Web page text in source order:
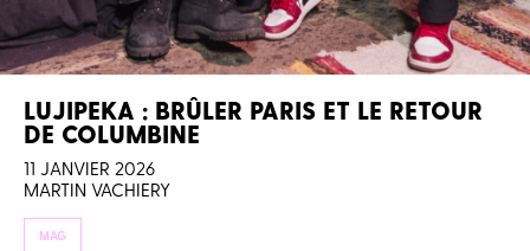
LUJIPEKA : BRÛLER PARIS ET LE RETOUR
DE COLUMBINE
11 JANVIER 2026
MARTIN VACHIERY
MAG